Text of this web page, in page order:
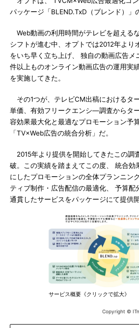
パッケージ「BLEND.TxD（ブレンド）」
Web動画の利用時間がテレビを超える
シフトが進む中、オプトでは2012年より
をいち早く立ち上げ、 独自の動画広告メ
件以上ものオンライン動画広告の運用実
を実施してきた。
その1つが、テレビCM出稿におけるタ
単価、有効フリークエンシ―調査からタ
容効果最大化と最適なプロモーション予
「TV×Web広告の統合分析」だ。
2015年より提供を開始してきたこの調
破。この実績を踏まえてこの度、 統合効
にしたプロモーションの全体プランニン
ティブ制作・広告配信の最適化、 予算配
通貫したサービスをパッケージにて提供開
サービス概要《クリックで拡大》
Copyright ©